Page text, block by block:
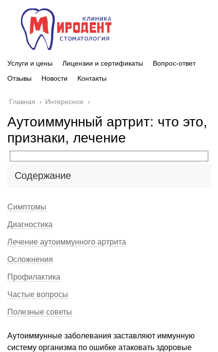
Услуги и цены Лицензии и сертификаты
Вопрос-ответ
Отзывы
Новости Контакты
Главная › Интересное ›
Аутоиммунный артрит: что это,
признаки, лечение
Содержание
Симптомы
Диагностика
Лечение аутоиммунного артрита
Осложнения
Профилактика
Частые вопросы
Полезные советы
Аутоиммунные заболевания заставляют иммунную
систему организма по ошибке атаковать здоровые